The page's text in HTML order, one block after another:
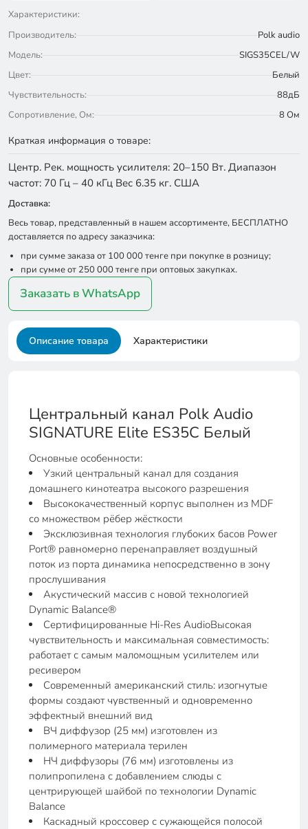
Характеристики:
Производитель:
Polk audio
Модель:
SIGS35CEL/W
Цвет:
Белый
Чувствительность:
88дБ
Сопротивление, Ом:
8 Ом
Краткая информация о товаре:
Центр. Рек. мощность усилителя: 20–150 Вт. Диапазон
частот: 70 Гц – 40 кГц Вес 6.35 кг. США
Доставка:
Весь товар, представленный в нашем ассортименте, БЕСПЛАТНО
доставляется по адресу заказчика:
при сумме заказа от 100 000 тенге при покупке в розницу;
при сумме от 250 000 тенге при оптовых закупках.
Заказать в WhatsApp
Описание товара Характеристики
Центральный канал Polk Audio
SIGNATURE Elite ES35C Белый
Основные особенности:
Узкий центральный канал для создания
домашнего кинотеатра высокого разрешения
Высококачественный корпус выполнен из MDF
со множеством рёбер жёсткости
Эксклюзивная технология глубоких басов Power
Port® равномерно перенаправляет воздушный
поток из порта динамика непосредственно в зону
прослушивания
Акустический массив с новой технологией
Dynamic Balance®
Сертифицированные Hi-Res AudioВысокая
чувствительность и максимальная совместимость:
работает с самым маломощным усилителем или
ресивером
Современный американский стиль: изогнутые
формы создают чувственный и одновременно
эффектный внешний вид
ВЧ диффузор (25 мм) изготовлен из
полимерного материала терилен
НЧ диффузоры (76 мм) изготовлены из
полипропилена с добавлением слюды с
центрирующей шайбой по технологии Dynamic
Balance
Каскадный кроссовер с сужающейся полосой